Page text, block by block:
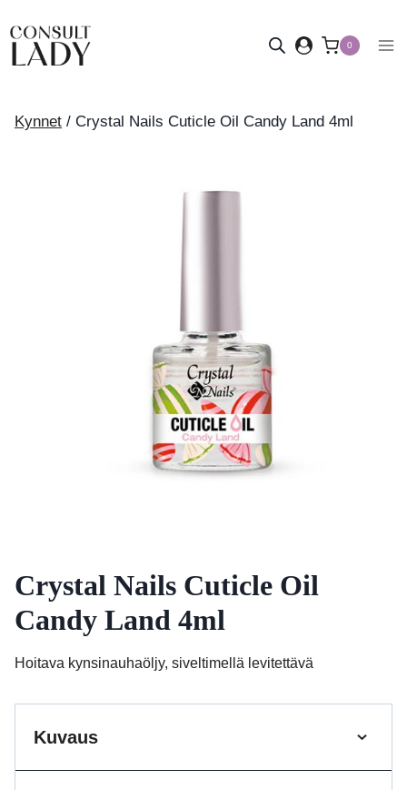
sisältöön
0
Kynnet / Crystal Nails Cuticle Oil Candy Land 4ml
Crystal Nails Cuticle Oil
Candy Land 4ml
Hoitava kynsinauhaöljy, siveltimellä levitettävä
Kuvaus